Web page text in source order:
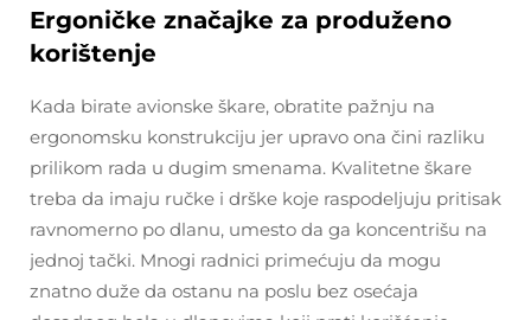
Ergoničke značajke za produženo
korištenje
Kada birate avionske škare, obratite pažnju na
ergonomsku konstrukciju jer upravo ona čini razliku
prilikom rada u dugim smenama. Kvalitetne škare
treba da imaju ručke i drške koje raspodeljuju pritisak
ravnomerno po dlanu, umesto da ga koncentrišu na
jednoj tački. Mnogi radnici primećuju da mogu
znatno duže da ostanu na poslu bez osećaja